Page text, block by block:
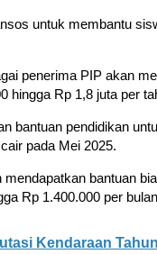
untuk membantu
penerima PIP akan
hingga Rp 1,8 juta per
bantuan pendidikan
pada Mei 2025.
mendapatkan bantuan
Rp 1.400.000 per bulan
Kendaraan